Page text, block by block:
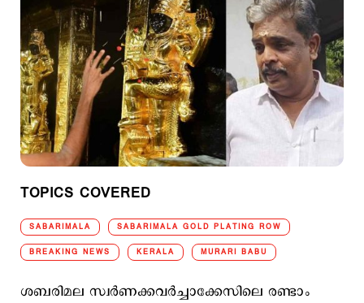
TOPICS COVERED
SABARIMALA SABARIMALA GOLD PLATING ROW
BREAKING NEWS KERALA MURARI BABU
ശബരിമല സ്വര്‍ണക്കവര്‍ച്ചാക്കേസിലെ രണ്ടാം